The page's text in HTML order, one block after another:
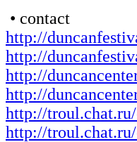
• contact
http://
http://
http://
http://
http://
http://